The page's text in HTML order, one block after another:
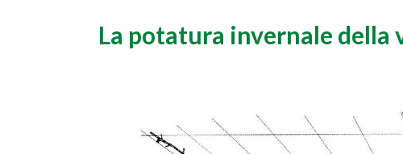
La potatura invernale della